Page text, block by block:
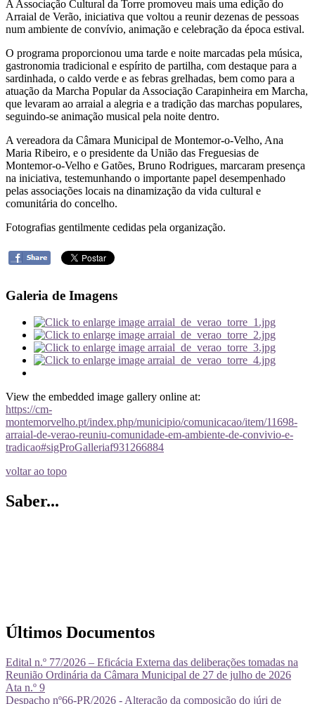
A Associação Cultural da Torre promoveu mais uma edição do
Arraial de Verão, iniciativa que voltou a reunir dezenas de pessoas
num ambiente de convívio, animação e celebração da época estival.
O programa proporcionou uma tarde e noite marcadas pela música,
gastronomia tradicional e espírito de partilha, com destaque para a
sardinhada, o caldo verde e as febras grelhadas, bem como para a
atuação da Marcha Popular da Associação Carapinheira em Marcha,
que levaram ao arraial a alegria e a tradição das marchas populares,
seguindo-se animação musical pela noite dentro.
A vereadora da Câmara Municipal de Montemor-o-Velho, Ana
Maria Ribeiro, e o presidente da União das Freguesias de
Montemor-o-Velho e Gatões, Bruno Rodrigues, marcaram presença
na iniciativa, testemunhando o importante papel desempenhado
pelas associações locais na dinamização da vida cultural e
comunitária do concelho.
Fotografias gentilmente cedidas pela organização.
Galeria de Imagens
View the embedded image gallery online at:
https://cm-
montemorvelho.pt/index.php/municipio/comunicacao/item/11698-
arraial-de-verao-reuniu-comunidade-em-ambiente-de-convivio-e-
tradicao#sigProGalleriaf931266884
voltar ao topo
Saber...
Últimos Documentos
Edital n.º 77/2026 – Eficácia Externa das deliberações tomadas na
Reunião Ordinária da Câmara Municipal de 27 de julho de 2026
Ata n.º 9
Despacho nº66-PR/2026 - Alteração da composição do júri de